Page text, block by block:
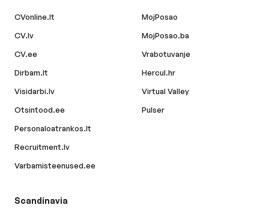
CVonline.lt
CV.lv
CV.ee
Dirbam.lt
Visidarbi.lv
Otsintood.ee
Personaloatrankos.lt
Recruitment.lv
Varbamisteenused.ee
MojPosao
MojPosao.ba
Vrabotuvanje
Hercul.hr
Virtual Valley
Pulser
Scandinavia